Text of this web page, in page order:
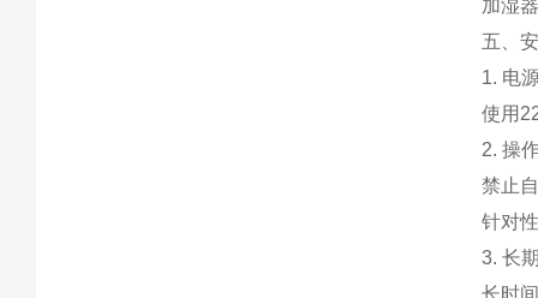
加湿
五、
1. 电
使用
2. 操
禁止
针对
3. 长
长时